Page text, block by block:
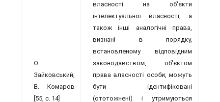
О.
Зайковський,
В. Комаров
[55, с. 14]
власності на об'єкти
інтелектуаль­ної власності, а
також інші аналогічні права,
визнані в порядку,
встановленому відповідним
законодавством, об'єктом
права власності особи, можуть
бути іден­тифіковані
(ототожнені) і утримуються